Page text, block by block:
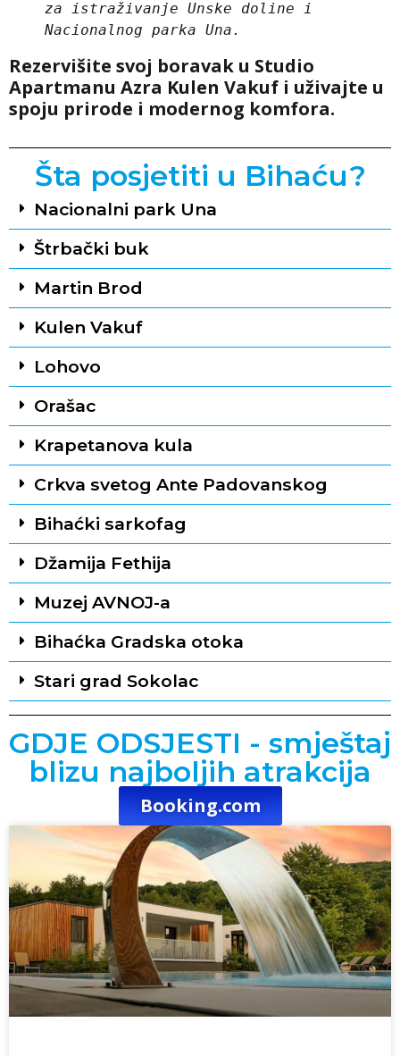
za istraživanje Unske doline i
Nacionalnog parka Una.
Rezervišite svoj boravak u Studio
Apartmanu Azra Kulen Vakuf i uživajte u
spoju prirode i modernog komfora.
Šta posjetiti u Bihaću?
Nacionalni park Una
Štrbački buk
Martin Brod
Kulen Vakuf
Lohovo
Orašac
Krapetanova kula
Crkva svetog Ante Padovanskog
Bihaćki sarkofag
Džamija Fethija
Muzej AVNOJ-a
Bihaćka Gradska otoka
Stari grad Sokolac
GDJE ODSJESTI - smještaj
blizu najboljih atrakcija
Booking.com